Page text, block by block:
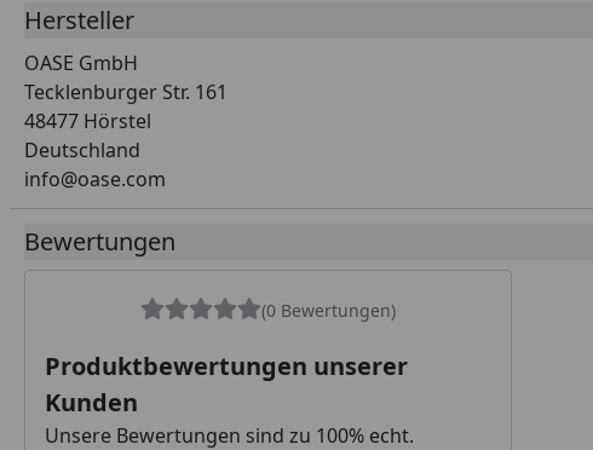
Hersteller
OASE GmbH
Tecklenburger Str. 161
48477 Hörstel
Deutschland
info@oase.com
Bewertungen
(0 Bewertungen)
Produktbewertungen unserer
Kunden
Unsere Bewertungen sind zu 100% echt.